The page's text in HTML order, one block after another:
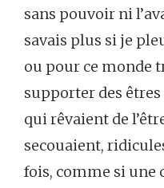
sans pouvoir ni
savais plus si je
ou pour ce monde
supporter des
qui rêvaient de
secouaient,
fois, comme si une